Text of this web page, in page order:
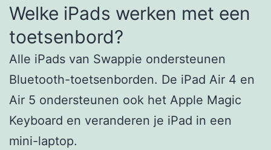
Welke iPads werken met een
toetsenbord?
Alle iPads van Swappie ondersteunen
Bluetooth-toetsenborden. De iPad Air 4 en
Air 5 ondersteunen ook het Apple Magic
Keyboard en veranderen je iPad in een
mini-laptop.